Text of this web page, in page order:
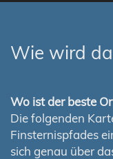
Wie wird
Wo ist der beste
Die folgenden
Finsternispfades
sich genau über